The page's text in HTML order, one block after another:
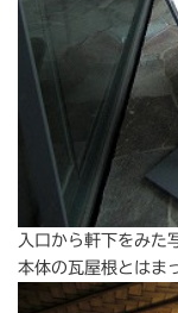
入口から軒下をみた
本体の瓦屋根とはま